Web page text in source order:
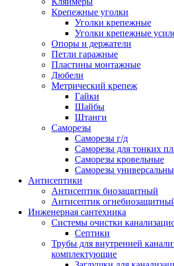
Крепежные уголки
Уголки крепежные
Уголки крепежные
Опоры и держатели
Петли гаражные
Пластины монтажные
Дюбели
Метрический крепеж
Гайки
Шайбы
Штанги
Саморезы
Саморезы г/д
Саморезы для тонких
Саморезы кровельные
Саморезы
Антисептики
Антисептик биозащитный
Антисептик
Инженерная сантехника
Системы очистки
Септики
Трубы для внутренней
комплектующие